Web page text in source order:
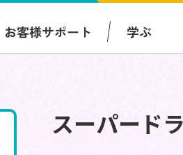
お客様サポート 学ぶ
スーパード